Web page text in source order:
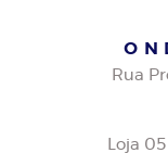
Rua
Loja